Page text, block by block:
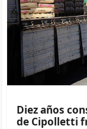
Diez años
de Cipolletti